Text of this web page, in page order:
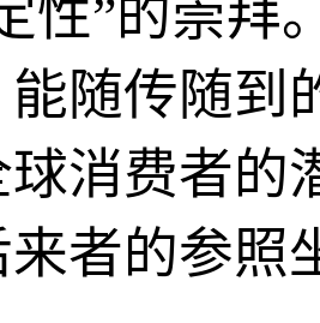
性”的崇拜
随传随到
消费者的
者的参照